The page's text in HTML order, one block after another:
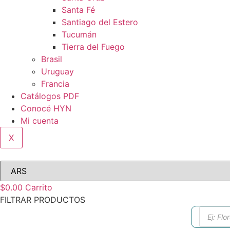
Santa Fé
Santiago del Estero
Tucumán
Tierra del Fuego
Brasil
Uruguay
Francia
Catálogos PDF
Conocé HYN
Mi cuenta
X
$0.00 Carrito
FILTRAR PRODUCTOS
de